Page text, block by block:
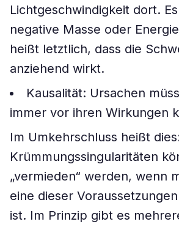
Lichtgeschwindigkeit dort.
negative Masse oder
heißt letztlich, dass die
anziehend wirkt.
Kausalität: Ursachen
immer vor ihren Wirkungen
Im Umkehrschluss heißt
Krümmungssingularitäten
„vermieden“ werden, wenn
eine dieser
ist. Im Prinzip gibt es